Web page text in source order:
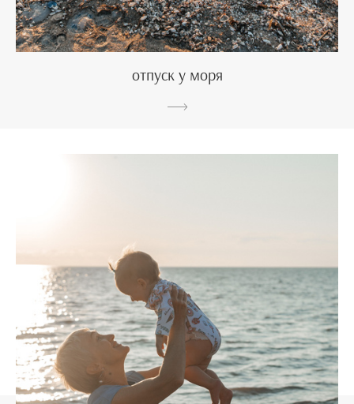
отпуск у моря